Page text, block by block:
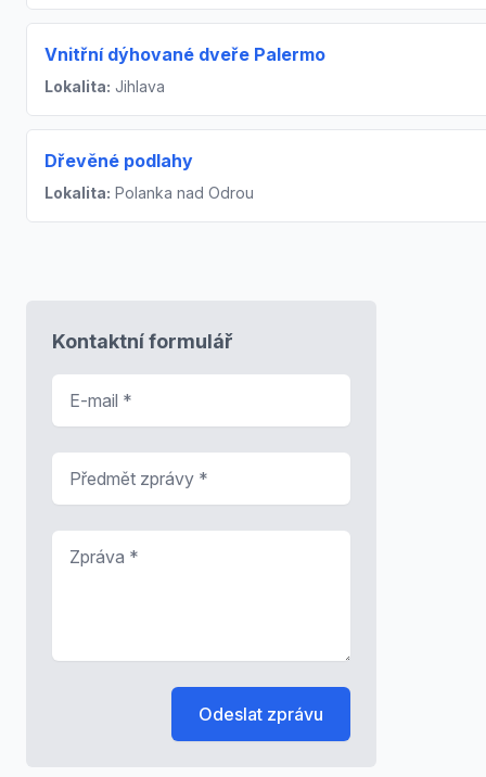
Vnitřní dýhované dveře Palermo
Lokalita: Jihlava
Dřevěné podlahy
Lokalita: Polanka nad Odrou
Kontaktní formulář
Odeslat zprávu